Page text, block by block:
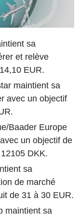
sa
et relève
EUR.
maintient sa
avec un objectif
Baader Europe
un objectif de
DKK.
sa
de marché
de 31 à 30 EUR.
maintient sa